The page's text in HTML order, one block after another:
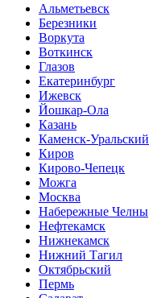
Альметьевск
Березники
Воркута
Воткинск
Глазов
Екатеринбург
Ижевск
Йошкар-Ола
Казань
Каменск-Уральский
Киров
Кирово-Чепецк
Можга
Москва
Набережные Челны
Нефтекамск
Нижнекамск
Нижний Тагил
Октябрьский
Пермь